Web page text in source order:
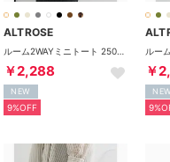
ALTROSE
￥2,288
NEW
9%OFF
￥
NEW